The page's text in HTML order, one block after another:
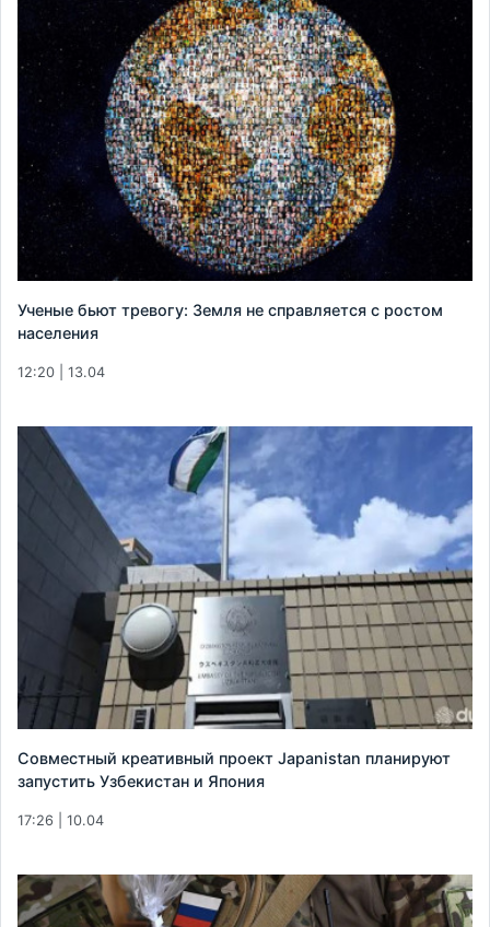
Ученые бьют тревогу: Земля не справляется с ростом
населения
12:20 | 13.04
Совместный креативный проект Japanistan планируют
запустить Узбекистан и Япония
17:26 | 10.04